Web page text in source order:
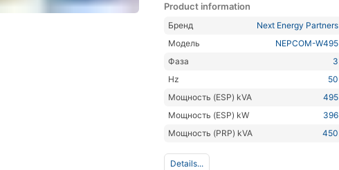
Product information
Бренд
Next Energy Partners
Модель
NEPCOM-W495
Фаза
3
Hz
50
Мощность (ESP) kVA
495
Мощность (ESP) kW
396
Мощность (PRP) kVA
450
Details...